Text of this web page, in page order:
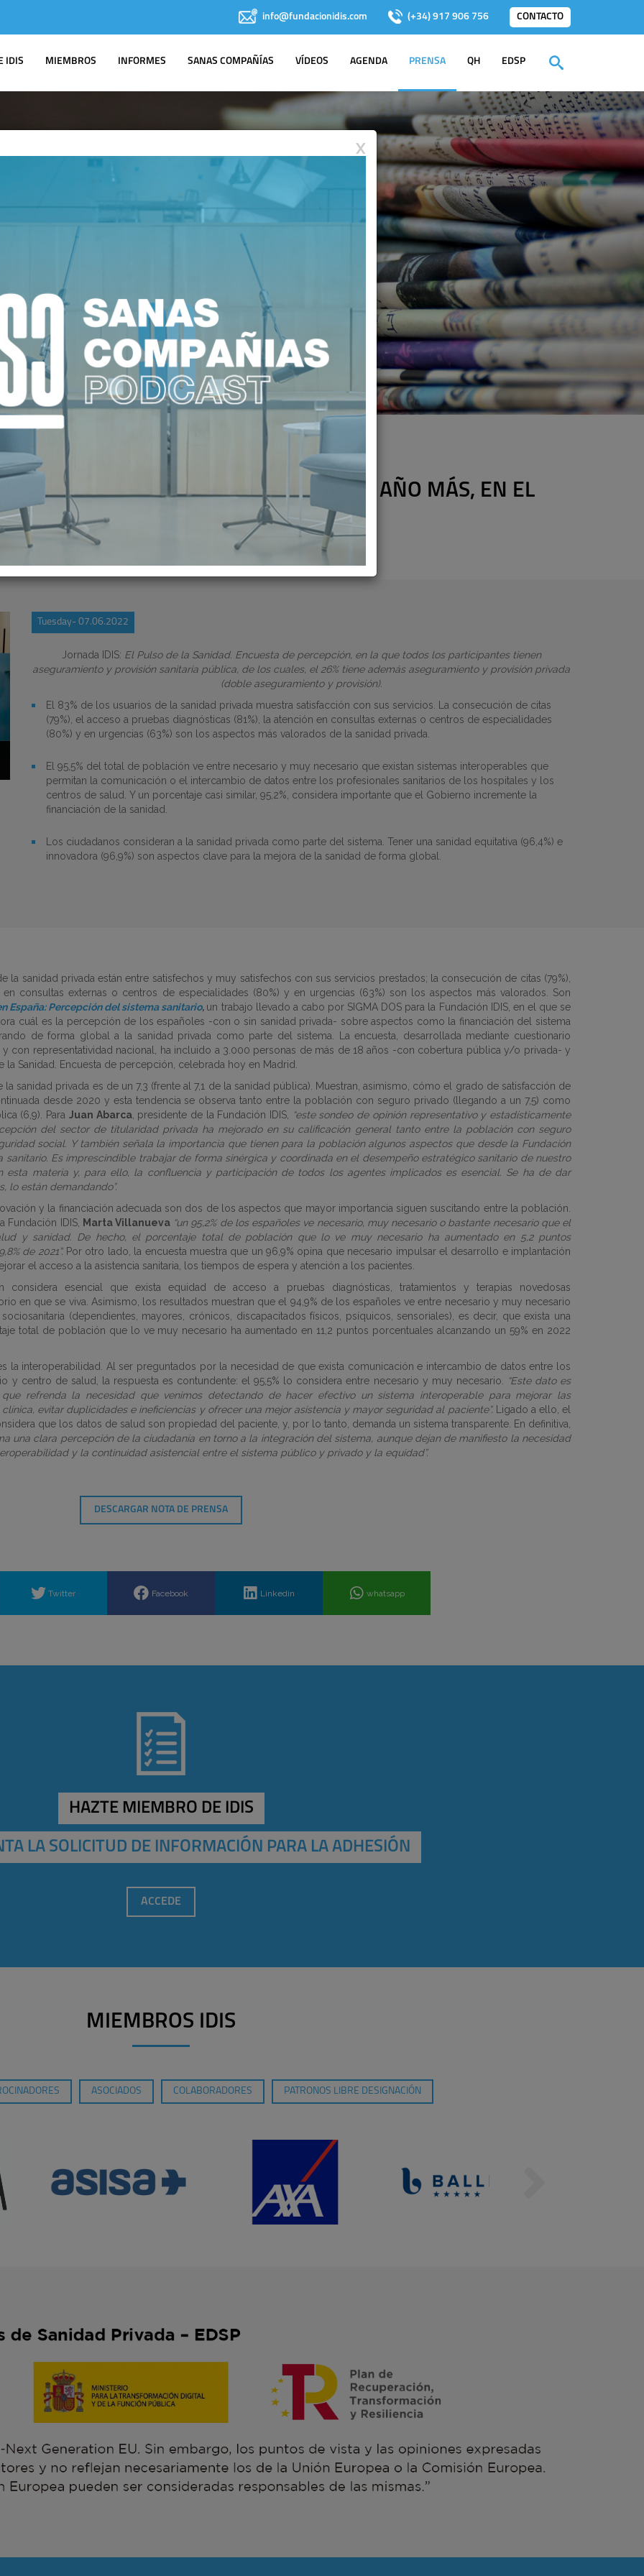
info@fundacionidis.com (+34) 917 906 756 CONTACTO
IDIS MIEMBROS INFORMES SANAS COMPAÑÍAS VÍDEOS AGENDA PRENSA QH EDSP
NOTAS DE PRENSA
DE LA SANIDAD PRIVADA CRECE, UN AÑO MÁS, EN EL
CONJUNTO DE LA POBLACIÓN
Tuesday- 07.06.2022
Jornada IDIS: El Pulso de la Sanidad. Encuesta de percepción, en la que todos los participantes tienen
aseguramiento y provisión sanitaria pública, de los cuales, el 26% tiene además aseguramiento y provisión privada
(doble aseguramiento y provisión).
El 83% de los usuarios de la sanidad privada muestra satisfacción con sus servicios. La consecución de citas
(79%), el acceso a pruebas diagnósticas (81%), la atención en consultas externas o centros de especialidades
(80%) y en urgencias (63%) son los aspectos más valorados de la sanidad privada.
El 95,5% del total de población ve entre necesario y muy necesario que existan sistemas interoperables que
permitan la comunicación o el intercambio de datos entre los profesionales sanitarios de los hospitales y los
centros de salud. Y un porcentaje casi similar, 95,2%, considera importante que el Gobierno incremente la
financiación de la sanidad.
Los ciudadanos consideran a la sanidad privada como parte del sistema. Tener una sanidad equitativa (96,4%) e
innovadora (96,9%) son aspectos clave para la mejora de la sanidad de forma global.
la sanidad privada están entre satisfechos y muy satisfechos con sus servicios prestados; la consecución de citas (79%),
consultas externas o centros de especialidades (80%) y en urgencias (63%) son los aspectos más valorados.
Son
España: Percepción del sistema sanitario, un trabajo llevado a cabo por SIGMA DOS para la Fundación IDIS, en el que se
cuál es la percepción de los españoles -con o sin sanidad privada- sobre aspectos como la financiación del sistema
de forma global a la sanidad privada como parte del sistema. La encuesta, desarrollada mediante cuestionario
con representatividad nacional, ha incluido a 3.000 personas de más de 18 años -con cobertura pública y/o privada- y
la Sanidad. Encuesta de percepción, celebrada hoy en Madrid.
sanidad privada es de un 7,3 (frente al 7,1 de la sanidad pública). Muestran, asimismo, cómo el grado de satisfacción de
desde 2020 y esta tendencia se observa tanto entre la población con seguro privado (llegando a un 7,5) como
(6,9). Para Juan Abarca, presidente de la Fundación IDIS,
“este sondeo de opinión representativo y estadísticamente
del sector de titularidad privada ha mejorado en su calificación general tanto entre la población con seguro
social. Y también señala la importancia que tienen para la población algunos aspectos que desde la Fundación
sanitario. Es imprescindible trabajar de forma sinérgica y coordinada en el desempeño estratégico sanitario de nuestro
esta materia y, para ello, la confluencia y participación de todos los agentes implicados es esencial. Se ha de dar
lo están demandando”.
y la financiación adecuada son dos de los aspectos que mayor importancia siguen suscitando entre la población.
IDIS,
Marta Villanueva “un 95,2% de los españoles ve necesario, muy necesario o bastante necesario que el
y sanidad. De hecho, el porcentaje total de población que lo ve muy necesario ha aumentado en 5,2 puntos
de 2021”. Por otro lado, la encuesta muestra que un 96,9% opina que necesario impulsar el desarrollo e implantación
el acceso a la asistencia sanitaria, los tiempos de espera y atención a los pacientes.
considera esencial que existaequidad
de acceso a pruebas diagnósticas, tratamientos y terapias novedosas
en que se viva. Asimismo, los resultados muestran que el 94,9% de los españoles ve entre necesario y muy necesario
(dependientes, mayores, crónicos, discapacitados físicos, psíquicos, sensoriales), es decir, que exista una
total de población que lo ve muy necesario ha aumentado en 11,2 puntos porcentuales alcanzando un 59% en 2022
la interoperabilidad . Al ser preguntados por la necesidad de que exista comunicación e intercambio de datos entre los
y centro de salud, la respuesta es contundente: el 95,5% lo considera entre necesario y muy necesario.
“Este dato es
refrenda la necesidad que venimos detectando de hacer efectivo un sistema interoperable para mejorar las
evitar duplicidades e ineficiencias y ofrecer una mejor asistencia y mayor seguridad al paciente”.
Ligado a ello, el
que los datos de salud son propiedad del paciente, y, por lo tanto, demanda un sistema transparente. En definitiva,
una clara percepción de la ciudadanía en torno a la integración del sistema, aunque dejan de manifiesto la necesidad
y la continuidad asistencial entre el sistema público y privado y la equidad”.
DESCARGAR NOTA DE PRENSA
Twitter Facebook Linkedin whatsapp
HAZTE MIEMBRO DE IDIS
LA SOLICITUD DE INFORMACIÓN PARA LA ADHESIÓN
ACCEDE
MIEMBROS IDIS
ASOCIADOS COLABORADORES PATRONOS LIBRE DESIGNACIÓN
X